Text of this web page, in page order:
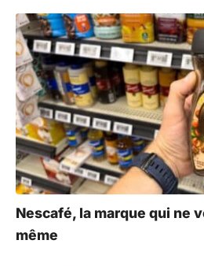
Nescafé, la marque qui ne
même